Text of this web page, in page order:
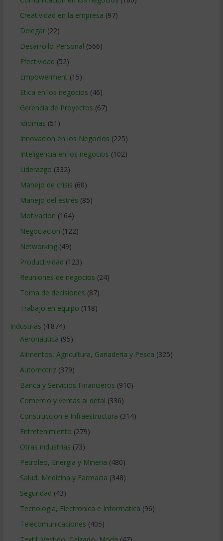
Creatividad en la empresa (97)
Delegar(22)
Desarrollo Personal (566)
Efectividad (52)
Empowerment (15)
Etica en los negocios (46)
Gerencia de Proyectos (67)
Idiomas (51)
Innovacion en los Negocios (225)
Inteligencia en los negocios (102)
Liderazgo (332)
Manejo de crisis (60)
Manejo del estrés (85)
Motivacion (164)
Negociacion (122)
Networking(49)
Productividad (123)
Reuniones de negocios (24)
Toma de decisiones (87)
Trabajo en equipo (118)
Industrias (4.874)
Aeronautica (95)
Alimentos, Agricultura, Ganaderia y Pesca (325)
Automotriz(379)
Banca y Servicios Financieros (910)
Comercio y ventas al detal (336)
Construccion e Infraestructura (314)
Entretenimiento (279)
Otras industrias (73)
Petroleo, Energia y Mineria (480)
Salud, Medicina y Farmacia (348)
Seguridad (43)
Tecnologia, Electronica e Informatica (96)
Telecomunicaciones (405)